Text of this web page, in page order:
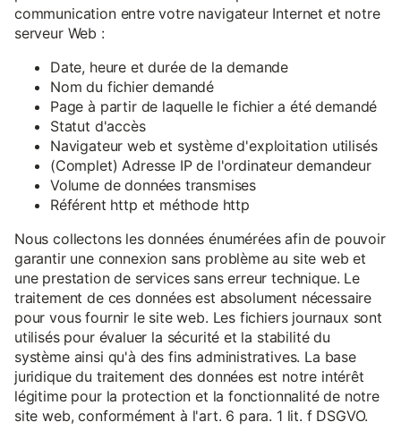
communication entre votre navigateur Internet et notre
serveur Web :
Date, heure et durée de la demande
Nom du fichier demandé
Page à partir de laquelle le fichier a été demandé
Statut d'accès
Navigateur web et système d'exploitation utilisés
(Complet) Adresse IP de l'ordinateur demandeur
Volume de données transmises
Référent http et méthode http
Nous collectons les données énumérées afin de pouvoir
garantir une connexion sans problème au site web et
une prestation de services sans erreur technique. Le
traitement de ces données est absolument nécessaire
pour vous fournir le site web. Les fichiers journaux sont
utilisés pour évaluer la sécurité et la stabilité du
système ainsi qu'à des fins administratives. La base
juridique du traitement des données est notre intérêt
légitime pour la protection et la fonctionnalité de notre
site web, conformément à l'art. 6 para. 1 lit. f DSGVO.